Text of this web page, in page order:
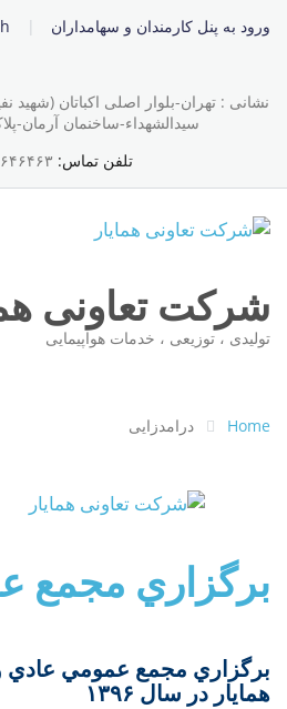
ورود به پنل کارمندان و سهامداران
نشانی : تهران-بلوار اصلی اکباتان
سیدالشهداء-ساخنمان آرمان-پلاک ۴۹-طبقه
تلفن تماس:
شرکت تعاونی
تولیدی ، توزیعی ، خدمات هواپیمایی
Home درامدزایی
برگزاري مجمع
برگزاري مجمع عمومي عادي
همايار در سال ۱۳۹۶